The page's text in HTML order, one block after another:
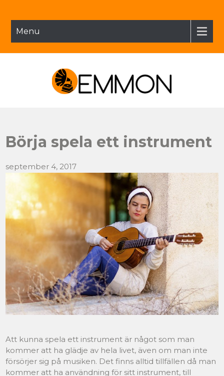
Menu
Börja spela ett instrument
september 4, 2017
Att kunna spela ett instrument är något som man
kommer att ha glädje av hela livet, även om man inte
försörjer sig på musiken. Det finns alltid tillfällen då man
kommer att ha användning för sitt instrument, till